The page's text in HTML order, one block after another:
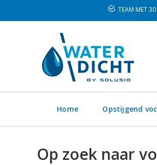
TEAM MET 30
Home Opstijgend
Op zoek naar